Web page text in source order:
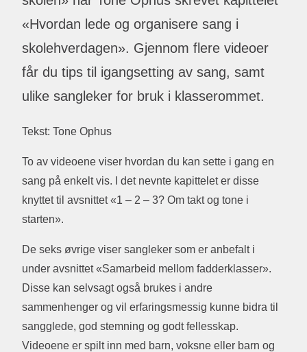
«Hvordan lede og organisere sang i
skolehverdagen». Gjennom flere videoer
får du tips til igangsetting av sang, samt
ulike sangleker for bruk i klasserommet.
Tekst: Tone Ophus
To av videoene viser hvordan du kan sette i gang en
sang på enkelt vis. I det nevnte kapittelet er disse
knyttet til avsnittet «1 – 2 – 3? Om takt og tone i
starten».
De seks øvrige viser sangleker som er anbefalt i
under avsnittet «Samarbeid mellom fadderklasser».
Disse kan selvsagt også brukes i andre
sammenhenger og vil erfaringsmessig kunne bidra til
sangglede, god stemning og godt fellesskap.
Videoene er spilt inn med barn, voksne eller barn og